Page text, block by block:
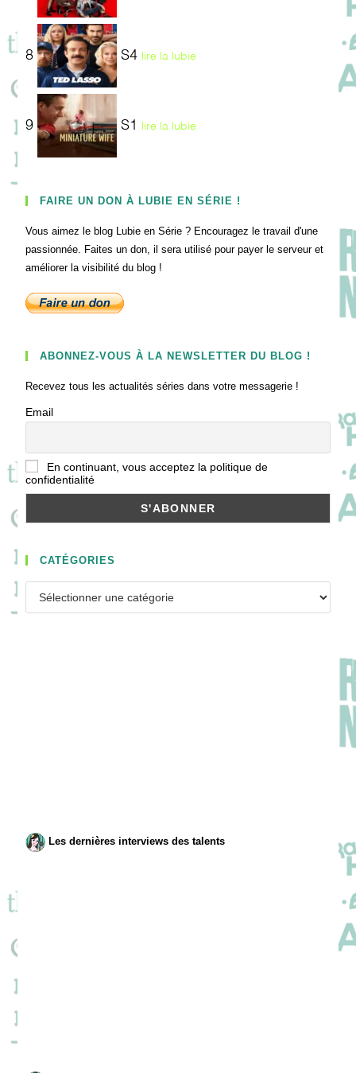
8 S4 lire la lubie
9 S1 lire la lubie
FAIRE UN DON À LUBIE EN SÉRIE !
Vous aimez le blog Lubie en Série ? Encouragez le travail d'une
passionnée. Faites un don, il sera utilisé pour payer le serveur et
améliorer la visibilité du blog !
ABONNEZ-VOUS À LA NEWSLETTER DU BLOG !
Recevez tous les actualités séries dans votre messagerie !
Email
En continuant, vous acceptez la politique de
confidentialité
CATÉGORIES
Les dernières interviews des talents